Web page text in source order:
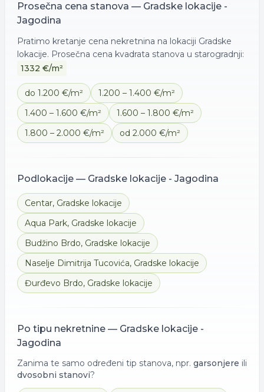
Prosečna cena stanova — Gradske lokacije -
Jagodina
Pratimo kretanje cena nekretnina na lokaciji Gradske
lokacije. Prosečna cena kvadrata stanova u starogradnji:
1332 €/m²
do 1.200 €/m²
1.200 – 1.400 €/m²
1.400 – 1.600 €/m²
1.600 – 1.800 €/m²
1.800 – 2.000 €/m²
od 2.000 €/m²
Podlokacije — Gradske lokacije - Jagodina
Centar, Gradske lokacije
Aqua Park, Gradske lokacije
Budžino Brdo, Gradske lokacije
Naselje Dimitrija Tucovića, Gradske lokacije
Đurđevo Brdo, Gradske lokacije
Po tipu nekretnine — Gradske lokacije -
Jagodina
Zanima te samo određeni tip stanova, npr. garsonjere ili
dvosobni stanovi?